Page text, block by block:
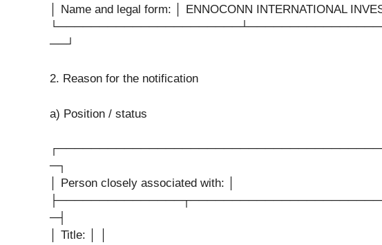
│ Name and legal form: │ ENNOCONN INTERNATIONAL
──┘
2. Reason for the notification
a) Position / status
─┐
│ Person closely associated with: │
─┤
│ Title: │ │